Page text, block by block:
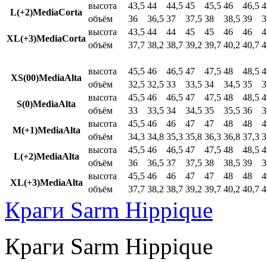
L(+2)MediaCorta
высота 43,5 44 44,5 45 45,5 46 46,5
объём
36 36,5 37 37,5 38 38,5 39
XL(+3)MediaCorta
высота 43,5 44 44 45 45 46 46
объём
37,7 38,2 38,7 39,2 39,7 40,2 40,7
XS(00)MediaAlta
высота 45,5 46 46,5 47 47,5 48 48,5
объём
32,5 32,5 33 33,5 34 34,5 35
S(0)MediaAlta
высота 45,5 46 46,5 47 47,5 48 48,5
объём
33 33,5 34 34,5 35 35,5 36
M(+1)MediaAlta
высота 45,5 46 46 47 47 48 48
объём
34,3 34,8 35,3 35,8 36,3 36,8 37,3
L(+2)MediaAlta
высота 45,5 46 46,5 47 47,5 48 48,5
объём
36 36,5 37 37,5 38 38,5 39
XL(+3)MediaAlta
высота 45,5 46 46 47 47 48 48
объём
37,7 38,2 38,7 39,2 39,7 40,2 40,7
Краги Sarm Hippique
Краги Sarm Hippique